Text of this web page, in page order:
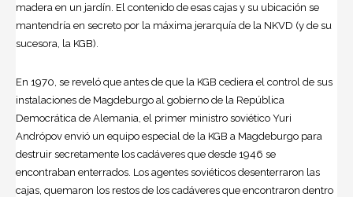
madera en un jardín. El contenido de esas cajas y su ubicación se
mantendría en secreto por la máxima jerarquía de la NKVD (y de su
sucesora, la KGB).
En 1970, se reveló que antes de que la KGB cediera el control de sus
instalaciones de Magdeburgo al gobierno de la República
Democrática de Alemania, el primer ministro soviético Yuri
Andrópov envió un equipo especial de la KGB a Magdeburgo para
destruir secretamente los cadáveres que desde 1946 se
encontraban enterrados. Los agentes soviéticos desenterraron las
cajas, quemaron los restos de los cadáveres que encontraron dentro